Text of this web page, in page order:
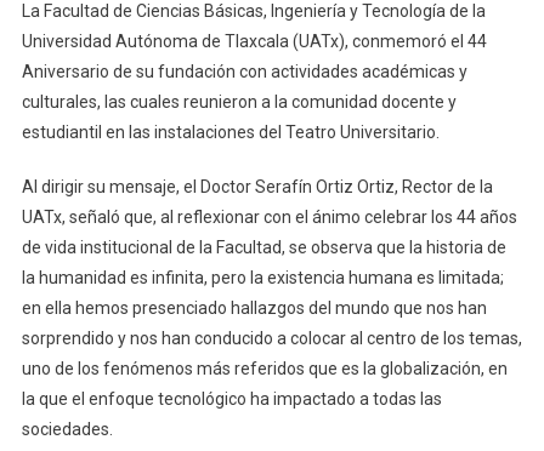
Facultad
De
Ciencias
La
UATx
La Facultad de Ciencias Básicas, Ingeniería y Tecnología de la
Universidad Autónoma de Tlaxcala (UATx), conmemoró el 44
Aniversario de su fundación con actividades académicas y
culturales, las cuales reunieron a la comunidad docente y
estudiantil en las instalaciones del Teatro Universitario.
Al dirigir su mensaje, el Doctor Serafín Ortiz Ortiz, Rector de la
UATx, señaló que, al reflexionar con el ánimo celebrar los 44 años
de vida institucional de la Facultad, se observa que la historia de
la humanidad es infinita, pero la existencia humana es limitada;
en ella hemos presenciado hallazgos del mundo que nos han
sorprendido y nos han conducido a colocar al centro de los temas,
uno de los fenómenos más referidos que es la globalización, en
la que el enfoque tecnológico ha impactado a todas las
sociedades.